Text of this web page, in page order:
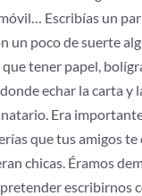
Escribías un par
un poco de suerte
que tener papel,
echar la carta y
Era
que tus amigos
chicas. Éramos
escribirnos